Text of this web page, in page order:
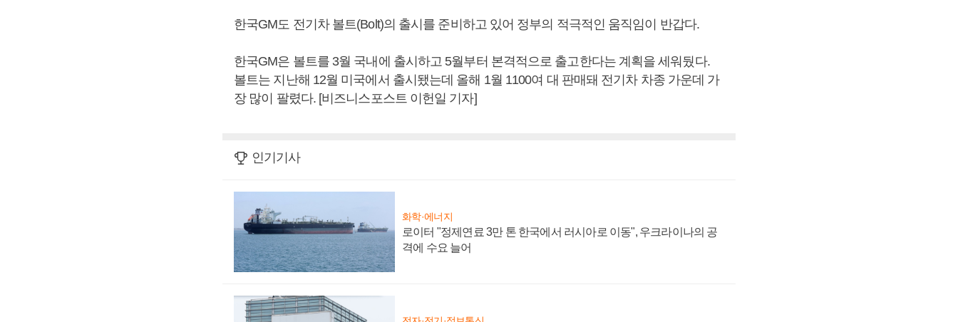
한국GM도 전기차 볼트(Bolt)의 출시를 준비하고 있어 정부의 적극적인 움직임이 반갑다.
한국GM은 볼트를 3월 국내에 출시하고 5월부터 본격적으로 출고한다는 계획을 세워뒀다.
볼트는 지난해 12월 미국에서 출시됐는데 올해 1월 1100여 대 판매돼 전기차 차종 가운데 가
장 많이 팔렸다. [비즈니스포스트 이헌일 기자]
인기기사
화학·에너지
로이터 "정제연료 3만 톤 한국에서 러시아로 이동", 우크라이나의 공
격에 수요 늘어